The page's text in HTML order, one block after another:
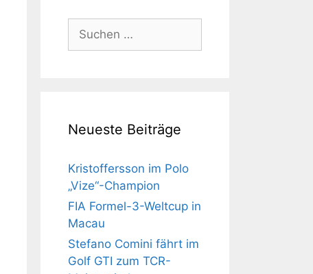
nach:
Neueste Beiträge
Kristoffersson im Polo
„Vize“-Champion
FIA Formel-3-Weltcup in
Macau
Stefano Comini fährt im
Golf GTI zum TCR-